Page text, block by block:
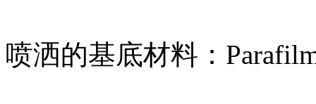
喷洒的基底材料：